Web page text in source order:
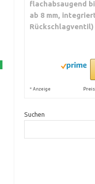
flachabsaugend
ab 8 mm,
Rückschlagventil)
* Anzeige
Suchen